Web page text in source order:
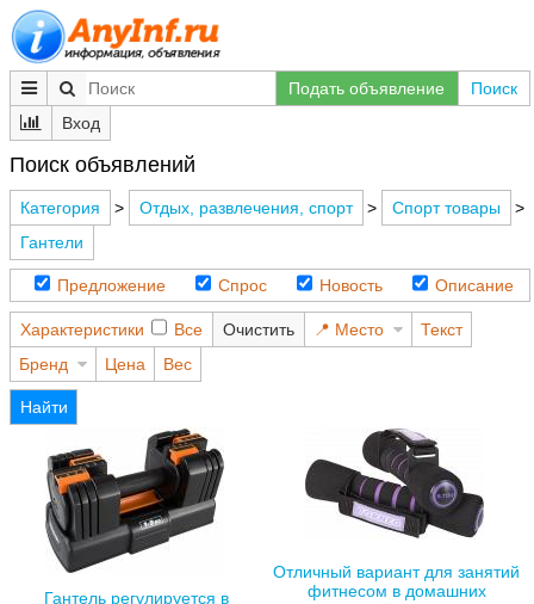
Подать объявление
Поиск
Вход
Поиск объявлений
Категория > Отдых, развлечения, спорт > Спорт товары
>
Гантели
Предложение Спрос Новость Описание
Характеристики Все Очистить Место
Текст
Бренд
Цена Вес
Найти
Гантель регулируется в
Отличный вариант для занятий
фитнесом в домашних